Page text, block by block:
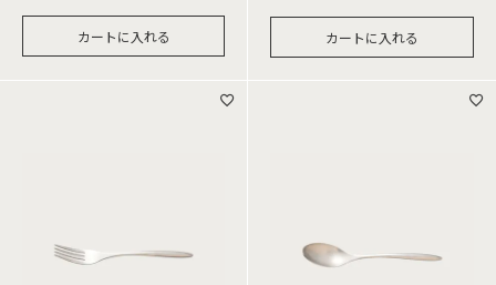
カートに入れる カートに入れる